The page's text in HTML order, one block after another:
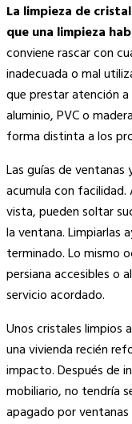
La limpieza de
que una limpieza
conviene rascar con
inadecuada o mal
que prestar atención
aluminio, PVC o
forma distinta a los
Las guías de
acumula con facilidad.
vista, pueden soltar
la ventana. Limpiarlas
terminado. Lo mismo
persiana accesibles o
servicio acordado.
Unos cristales limpios
una vivienda recién
impacto. Después de
mobiliario, no tendría
apagado por